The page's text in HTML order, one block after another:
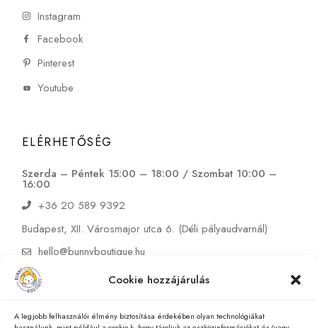
Cookie hozzájárulás
A legjobb felhasználói élmény biztosítása érdekében olyan technológiákat
Instagram
Facebook
Pinterest
Youtube
ELÉRHETŐSÉG
Szerda – Péntek 15:00 – 18:00 / Szombat 10:00 –
16:00
+36 20 589 9392
Budapest, XII. Városmajor utca 6. (Déli pályaudvarnál)
hello@bunnyboutique.hu